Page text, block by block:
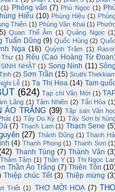
(1) Phỏng vấn (7) Phú Ngọc (1)
Hiếu (10) Phùng Hiệu (1)
Thiên (1) Phùng Văn Khai (1)
Quan Thế Âm (1) Quảng Ngọc
Tuấn Dũng (9) Quốc Hùng (2)
Nga (16) Quỳnh Trâm (1)
Thư (1) Rêu (Cao Hoàng Từ
SINH NHẬT (1) Song Ninh (11)
(2) Sơn Trần (15) Sruthi
Lễ (1) Tạ Thị Hoa (14) Tam
(624) Tạp chí Văn Mới (1)
Lãng (1) Tâm Nhiên (2) Tấn Hòa
ÁO TRẮNG (39) Tập san Văn
(1) Tây Du Ký (1) Tây Sơn bi
(7) Thạch Lam (1) Thạch Sene
(27) Thành Dũng (1) Thanh
(4) Thanh Phong (1) Thanh Sơn
Thanh Tùng (7) Thành Văn
Thâm Tâm (1) Thần Y (1) Thi Ngọc
Thần Áo Trắng (7) Thiên Tôn
Thiệp chúc Tết (3) Thiệp mừng
Triết (1) THƠ MỜI HOẠ (7)